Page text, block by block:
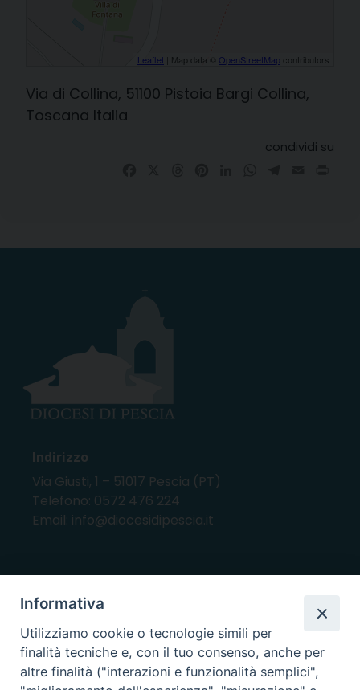
Leaflet | Map data © OpenStreetMap contributors
Via di Collina, 51100 Pistoia Bargi Collina,
Toscana Italia
condividi su
Indirizzo
Via Giusti, 1 – 51017 Pescia (PT)
Telefono: 0572 476 224
Email: info@diocesidipescia.it
ORARI E GIORNI DI APERTURA
10.00 alle 12.00
UFFICI ECONOMATO E AMMINISTRAZIONE Lunedì e
Informativa
Utilizziamo cookie o tecnologie simili per
finalità tecniche e, con il tuo consenso, anche per
altre finalità ("interazioni e funzionalità semplici",